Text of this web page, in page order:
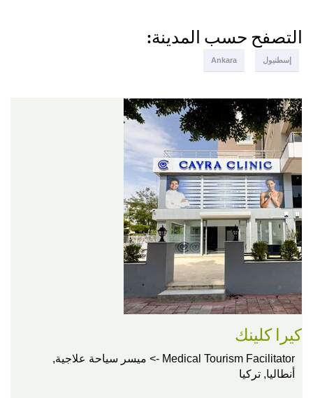
التصفح حسب المدينة:
إسطنبول Ankara
كيرا كلينك
Medical Tourism Facilitator -> ميسر سياحة علاجية,
أنطاليا, تركيا